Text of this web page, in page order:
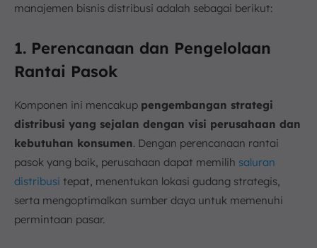
manajemen bisnis distribusi adalah sebagai berikut:
1. Perencanaan dan Pengelolaan
Rantai Pasok
Komponen ini mencakup pengembangan strategi
distribusi yang sejalan dengan visi perusahaan dan
kebutuhan konsumen. Dengan perencanaan rantai
pasok yang baik, perusahaan dapat memilih saluran
distribusi tepat, menentukan lokasi gudang strategis,
serta mengoptimalkan sumber daya untuk memenuhi
permintaan pasar.